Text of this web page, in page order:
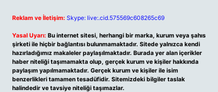
Reklam ve İletişim: Skype: live:.cid.575569c608265c69
Yasal Uyarı: Bu internet sitesi, herhangi bir marka, kurum veya şahıs
şirketi ile hiçbir bağlantısı bulunmamaktadır. Sitede yalnızca kendi
hazırladığımız makaleler paylaşılmaktadır. Burada yer alan içerikler
haber niteliği taşımamakta olup, gerçek kurum ve kişiler hakkında
paylaşım yapılmamaktadır. Gerçek kurum ve kişiler ile isim
benzerlikleri tamamen tesadüfidir. Sitemizdeki bilgiler taslak
halindedir ve tavsiye niteliği taşımazlar.